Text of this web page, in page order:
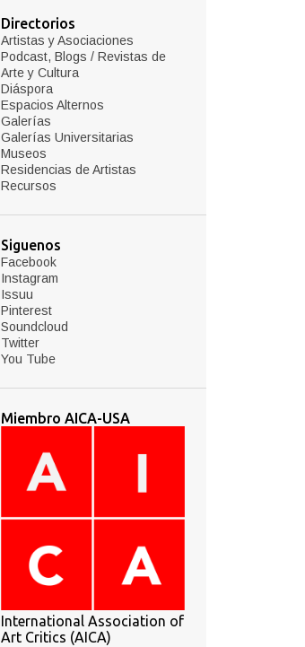
Directorios
Artistas y Asociaciones
Podcast, Blogs / Revistas de
Arte y Cultura
Diáspora
Espacios Alternos
Galerías
Galerías Universitarias
Museos
Residencias de Artistas
Recursos
Siguenos
Facebook
Instagram
Issuu
Pinterest
Soundcloud
Twitter
You Tube
Miembro AICA-USA
International Association of
Art Critics (AICA)